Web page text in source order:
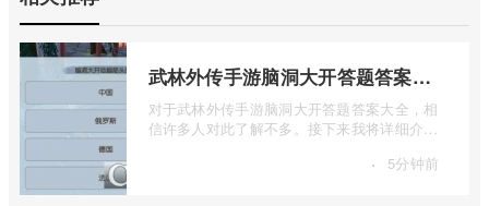
武林外传手游脑洞大开答题答案大全
对于武林外传手游脑洞大开答题答案大全，相
信许多人对此了解不多。接下来我将详细介绍
· 5分钟前